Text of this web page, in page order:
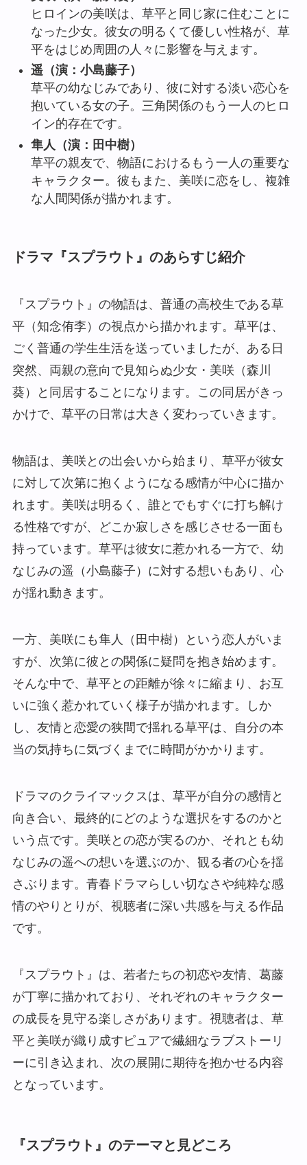
ヒロインの美咲は、草平と同じ家に住むことに
なった少女。彼女の明るくて優しい性格が、草
平をはじめ周囲の人々に影響を与えます。
遥（演：小島藤子）
草平の幼なじみであり、彼に対する淡い恋心を
抱いている女の子。三角関係のもう一人のヒロ
イン的存在です。
隼人（演：田中樹）
草平の親友で、物語におけるもう一人の重要な
キャラクター。彼もまた、美咲に恋をし、複雑
な人間関係が描かれます。
ドラマ『スプラウト』のあらすじ紹介
『スプラウト』の物語は、普通の高校生である草
平（知念侑李）の視点から描かれます。草平は、
ごく普通の学生生活を送っていましたが、ある日
突然、両親の意向で見知らぬ少女・美咲（森川
葵）と同居することになります。この同居がきっ
かけで、草平の日常は大きく変わっていきます。
物語は、美咲との出会いから始まり、草平が彼女
に対して次第に抱くようになる感情が中心に描か
れます。美咲は明るく、誰とでもすぐに打ち解け
る性格ですが、どこか寂しさを感じさせる一面も
持っています。草平は彼女に惹かれる一方で、幼
なじみの遥（小島藤子）に対する想いもあり、心
が揺れ動きます。
一方、美咲にも隼人（田中樹）という恋人がいま
すが、次第に彼との関係に疑問を抱き始めます。
そんな中で、草平との距離が徐々に縮まり、お互
いに強く惹かれていく様子が描かれます。しか
し、友情と恋愛の狭間で揺れる草平は、自分の本
当の気持ちに気づくまでに時間がかかります。
ドラマのクライマックスは、草平が自分の感情と
向き合い、最終的にどのような選択をするのかと
いう点です。美咲との恋が実るのか、それとも幼
なじみの遥への想いを選ぶのか、観る者の心を揺
さぶります。青春ドラマらしい切なさや純粋な感
情のやりとりが、視聴者に深い共感を与える作品
です。
『スプラウト』は、若者たちの初恋や友情、葛藤
が丁寧に描かれており、それぞれのキャラクター
の成長を見守る楽しさがあります。視聴者は、草
平と美咲が織り成すピュアで繊細なラブストーリ
ーに引き込まれ、次の展開に期待を抱かせる内容
となっています。
『スプラウト』のテーマと見どころ